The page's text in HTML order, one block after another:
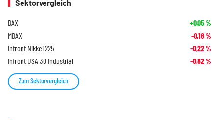
Sektorvergleich
DAX +0,05%
MDAX -0,18%
Infront Nikkei 225 -0,22%
Infront USA 30 Industrial -0,82%
Zum Sektorvergleich